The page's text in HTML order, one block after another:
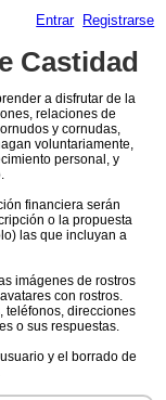
Entrar Registrarse
Castidad
a disfrutar de la
relaciones de
y cornudas,
voluntariamente,
personal, y
financiera serán
o la propuesta
las que incluyan a
imágenes de rostros
con rostros.
teléfonos, direcciones
o sus respuestas.
y el borrado de